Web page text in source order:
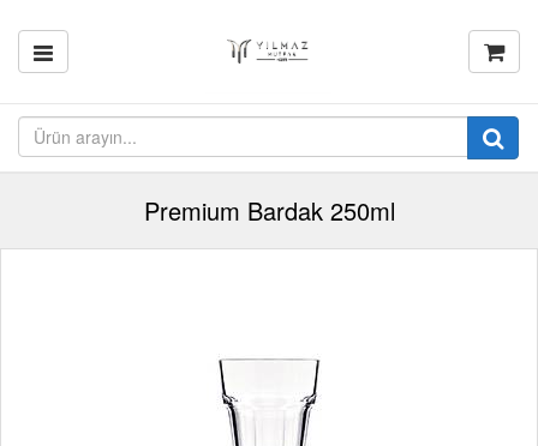
Premium Bardak 250ml